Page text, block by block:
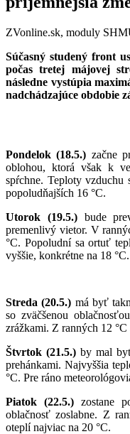
ZVonline.sk, moduly
Súčasný studený front
počas tretej májovej
následne vystúpia
nadchádzajúce obdobie
Pondelok (18.5.) začne
oblohou, ktorá však k
spŕchne. Teploty
popoludňajších 16 °C.
Utorok (19.5.) bude
premenlivý vietor. V
°C. Popoludní sa ortuť
vyššie, konkrétne na 18 °C.
Streda (20.5.) má byť
so zväčšenou
zrážkami. Z ranných 12
Štvrtok (21.5.) by mal
prehánkami. Najvyššia
°C. Pre ráno
Piatok (22.5.)zostane
oblačnosť zoslabne. Z
oteplí najviac na 20 °C.